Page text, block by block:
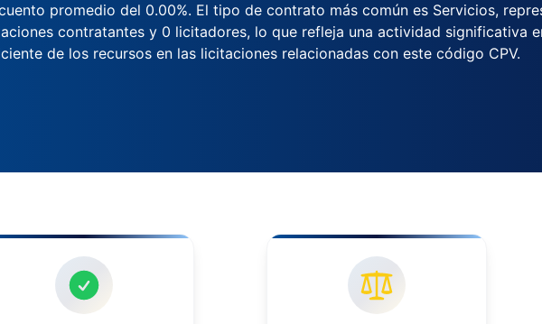
promedio del 0.00%. El tipo de contrato más común es Servicios,
contratantes y 0 licitadores, lo que refleja una actividad significativa
de los recursos en las licitaciones relacionadas con este código CPV.